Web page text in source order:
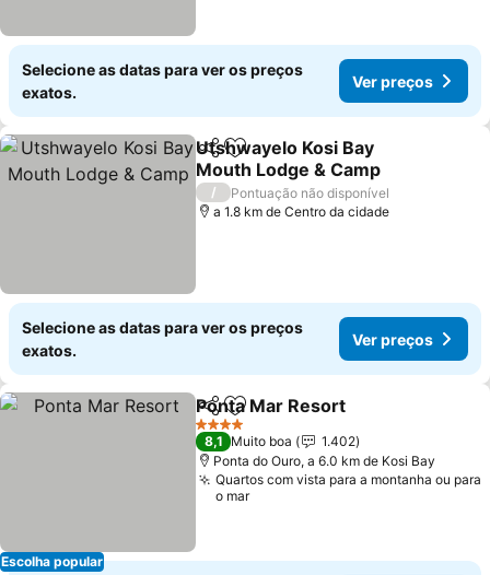
Selecione as datas para ver os preços
exatos.
Ver preços
PartilharAdicionar aos favoritos
Utshwayelo Kosi Bay
Mouth Lodge & Camp
Ver preços
/
Pontuação não disponível
a 1.8 km de Centro da cidade
Selecione as datas para ver os preços
exatos.
Ver preços
Escolha popular
PartilharAdicionar aos favoritos
Ponta Mar Resort
4 Estrelas
8,1 Muito boa
1.402
Ponta do Ouro, a 6.0 km de Kosi Bay
Quartos com vista para a montanha ou para
o mar